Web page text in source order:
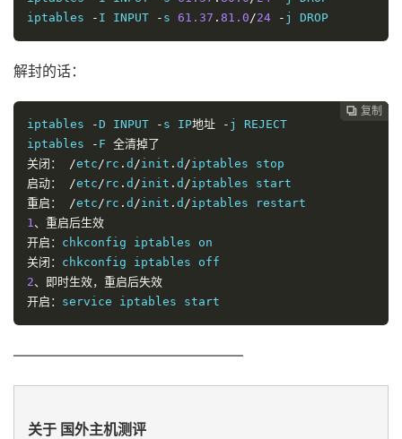
iptables
- I INPUT - s 61.37 . 81.0 /24 - j DROP
解封的话：
 复制
 复制
 复制
iptables
-D INPUT - s IP地址 - j REJECT
iptables
- F 全清掉了
关闭：
/etc / rc . d /init . d /
启动：
/etc / rc . d /init . d /
重启：
/etc / rc . d /init . d /
1 、重启后生效
开启：
关闭：
2、即时生效，重启后失效
开启： service iptables start
————————————————
关于 国外主机测评